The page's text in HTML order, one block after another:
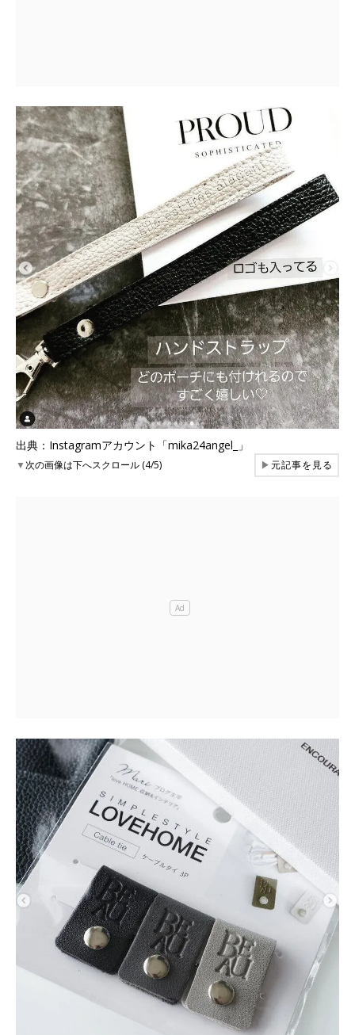
出典：Instagramアカウント「mika24angel_」
▼次の画像は下へスクロール (4/5) ▶元記事を見る